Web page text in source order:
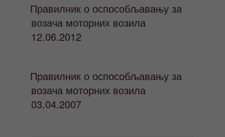
Правилник о оспособљавању за
возача моторних возила
12.06.2012
Правилник о оспособљавању за
возача моторних возила
03.04.2007